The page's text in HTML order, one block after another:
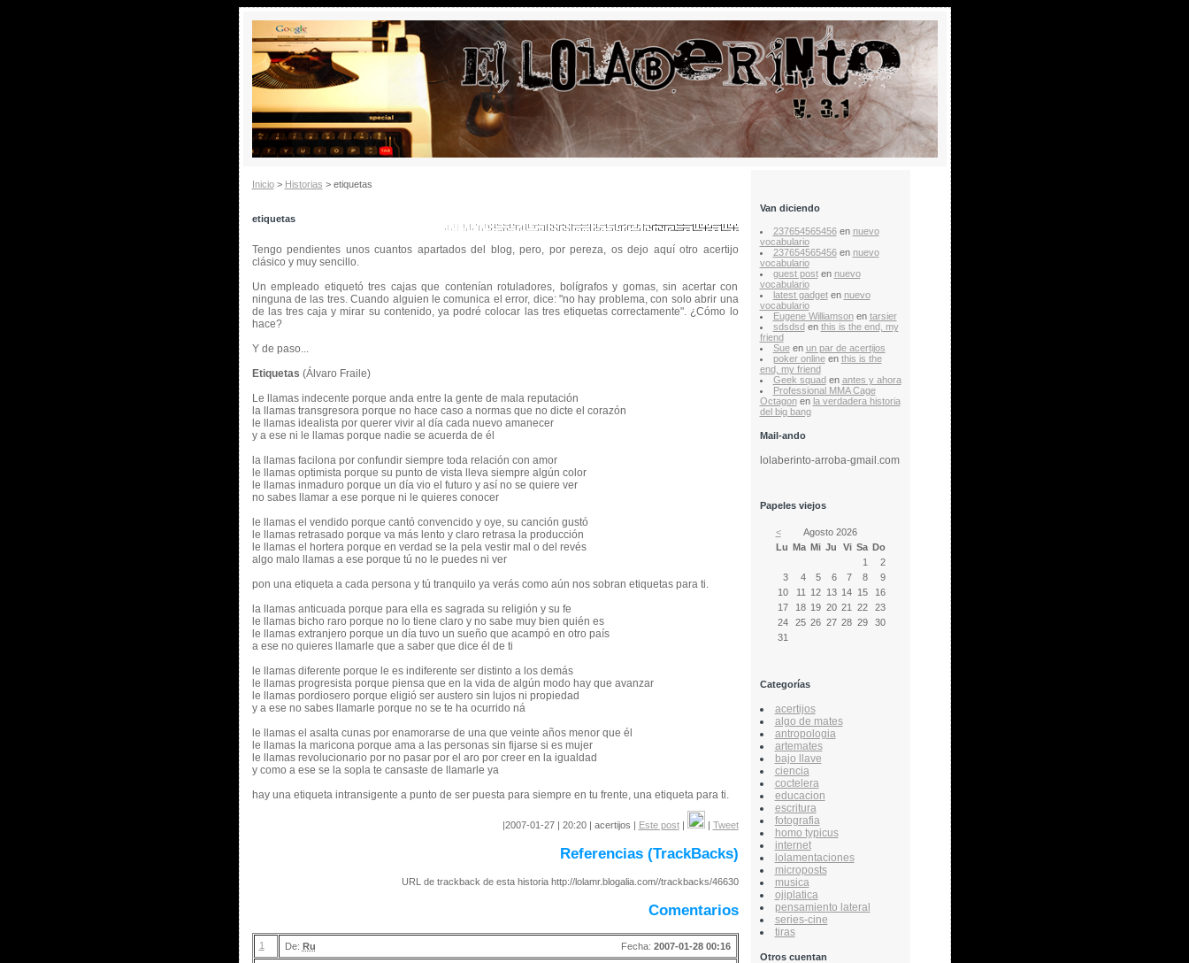
Inicio> Historias > etiquetas
etiquetas
Tengo pendientes unos cuantos apartados del blog, pero, por pereza, os dejo aquí otro acertijo
clásico y muy sencillo.
Un empleado etiquetó tres cajas que contenían rotuladores, bolígrafos y gomas, sin acertar con
ninguna de las tres. Cuando alguien le comunica el error, dice: "no hay problema, con solo abrir una
de las tres caja y mirar su contenido, ya podré colocar las tres etiquetas correctamente". ¿Cómo lo
hace?
Y de paso...
Etiquetas (Álvaro Fraile)
Le llamas indecente porque anda entre la gente de mala reputación
la llamas transgresora porque no hace caso a normas que no dicte el corazón
le llamas idealista por querer vivir al día cada nuevo amanecer
y a ese ni le llamas porque nadie se acuerda de él
la llamas facilona por confundir siempre toda relación con amor
le llamas optimista porque su punto de vista lleva siempre algún color
le llamas inmaduro porque un día vio el futuro y así no se quiere ver
no sabes llamar a ese porque ni le quieres conocer
le llamas el vendido porque cantó convencido y oye, su canción gustó
le llamas retrasado porque va más lento y claro retrasa la producción
le llamas el hortera porque en verdad se la pela vestir mal o del revés
algo malo llamas a ese porque tú no le puedes ni ver
pon una etiqueta a cada persona y tú tranquilo ya verás como aún nos sobran etiquetas para ti.
la llamas anticuada porque para ella es sagrada su religión y su fe
le llamas bicho raro porque no lo tiene claro y no sabe muy bien quién es
le llamas extranjero porque un día tuvo un sueño que acampó en otro país
a ese no quieres llamarle que a saber que dice él de ti
le llamas diferente porque le es indiferente ser distinto a los demás
le llamas progresista porque piensa que en la vida de algún modo hay que avanzar
le llamas pordiosero porque eligió ser austero sin lujos ni propiedad
y a ese no sabes llamarle porque no se te ha ocurrido ná
le llamas el asalta cunas por enamorarse de una que veinte años menor que él
le llamas la maricona porque ama a las personas sin fijarse si es mujer
le llamas revolucionario por no pasar por el aro por creer en la igualdad
y como a ese se la sopla te cansaste de llamarle ya
hay una etiqueta intransigente a punto de ser puesta para siempre en tu frente, una etiqueta para ti.
|2007-01-27 | 20:20 | acertijos | Este post| Tweet
Referencias (TrackBacks)
URL de trackback de esta historia http://lolamr.blogalia.com//trackbacks/46630
Comentarios
1 De: Ru Fecha: 2007-01-28 00:16
Van diciendo
237654565456en nuevo
vocabulario
237654565456en nuevo
vocabulario
guest posten nuevo
vocabulario
latest gadgeten nuevo
vocabulario
Eugene Williamsonen tarsier
sdsdsd en this is the end, my
friend
Sueen un par de acertijos
poker onlineen this is the
end, my friend
Geek squad en antes y ahora
Professional MMA Cage
Octagonen la verdadera historia
del big bang
Mail-ando
lolaberinto-arroba-gmail.com
Papeles viejos
<
Agosto 2026
Lu Ma Mi Ju Vi Sa Do
1
2
3
4 5 6 7 8
9
10
11 12 13 14 15
16
17
18 19 20 21 22
23
24
25 26 27 28 29
30
31
Categorías
acertijos
algo de mates
antropologia
artemates
bajo llave
ciencia
coctelera
educacion
escritura
fotografia
homo typicus
internet
lolamentaciones
microposts
musica
ojiplatica
pensamiento lateral
series-cine
tiras
Otros cuentan